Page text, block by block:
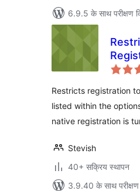
6.9.5 के साथ परीक्षण
Restricts registration
listed within the
native registration is
Stevish
40+ सक्रिय स्थापन
3.9.40 के साथ परीक्षण